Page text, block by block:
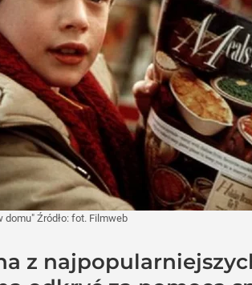
domu" Źródło: fot. Filmweb
z